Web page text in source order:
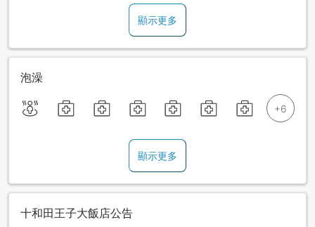
顯示更多
泡澡
顯示更多
十和田王子大飯店公告